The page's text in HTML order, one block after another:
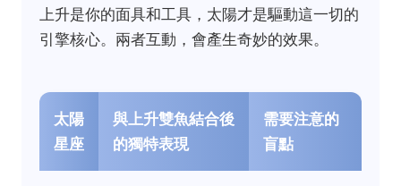
上升是你的面具和工具，太陽才是驅動這一切的
引擎核心。兩者互動，會產生奇妙的效果。
太陽
星座
與上升雙魚結合後
的獨特表現
需要注意的
盲點